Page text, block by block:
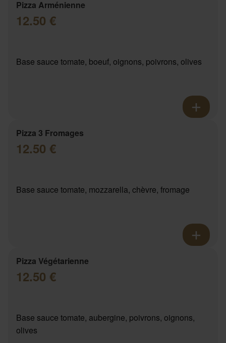
Pizza Arménienne
12.50 €
Base sauce tomate, boeuf, oignons, poivrons, olives
Pizza 3 Fromages
12.50 €
Base sauce tomate, mozzarella, chèvre, fromage
Pizza Végétarienne
12.50 €
Base sauce tomate, aubergine, poivrons, oignons,
olives